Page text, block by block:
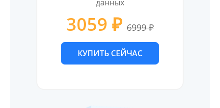
данных
3059 ₽ 6999 ₽
КУПИТЬ СЕЙЧАС